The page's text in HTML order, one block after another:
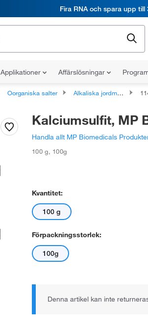
Fira RNA och spara upp till
Applikationer Affärslösningar
Oorganiska salter Alkaliska jordmetallsalter
Kalciumsulfit, MP
Handla allt MP Biomedicals
100 g, 100g
Kvantitet:
100 g
Förpackningsstorlek:
100g
Denna artikel kan inte